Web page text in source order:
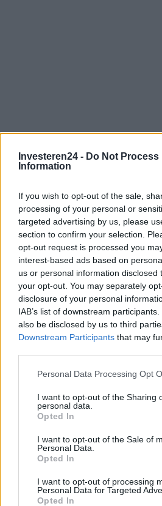
Investeren24 - Do Not Process
Information
If you wish to opt-out of the sale,
processing of your personal or
targeted advertising by us, please
section to confirm your selection.
opt-out request is processed you
interest-based ads based on
us or personal information disclosed
your opt-out. You may separately
disclosure of your personal
IAB’s list of downstream
also be disclosed by us to third
Downstream Participants that may
Please note that this website/app
not limited to your visit or usage
grant or deny consent to Google
use your data for below specified
consent section.
Personal Data Processing Opt
I want to opt-out of the Sharing
personal data.
Opted In
I want to opt-out of the Sale of
Personal Data.
Opted In
I want to opt-out of processing
Personal Data for Targeted
Opted In
Verder lezen
CRYPTOVALUTA
strengere regels
CRYPTOVALUTA